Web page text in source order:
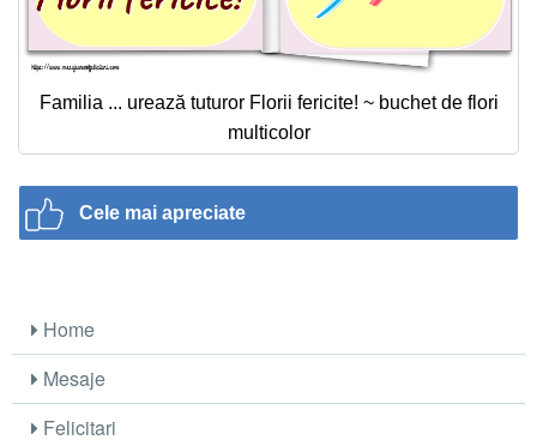
Familia ... urează tuturor Florii fericite! ~ buchet de flori
multicolor
Cele mai apreciate
Home
Mesaje
Felicitari